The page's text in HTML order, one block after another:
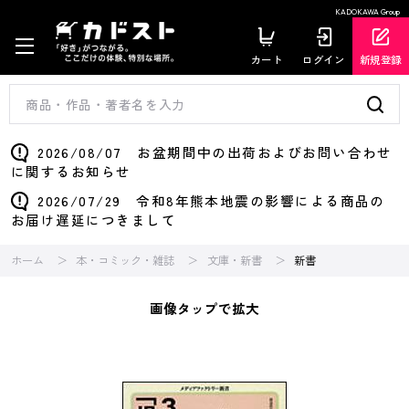
KADOKAWA Group
カート ログイン 新規登録
2026/08/07 お盆期間中の出荷およびお問い合わせ
に関するお知らせ
2026/07/29 令和8年熊本地震の影響による商品の
お届け遅延につきまして
ホーム 本・コミック・雑誌 文庫・新書 新書
画像タップで拡大